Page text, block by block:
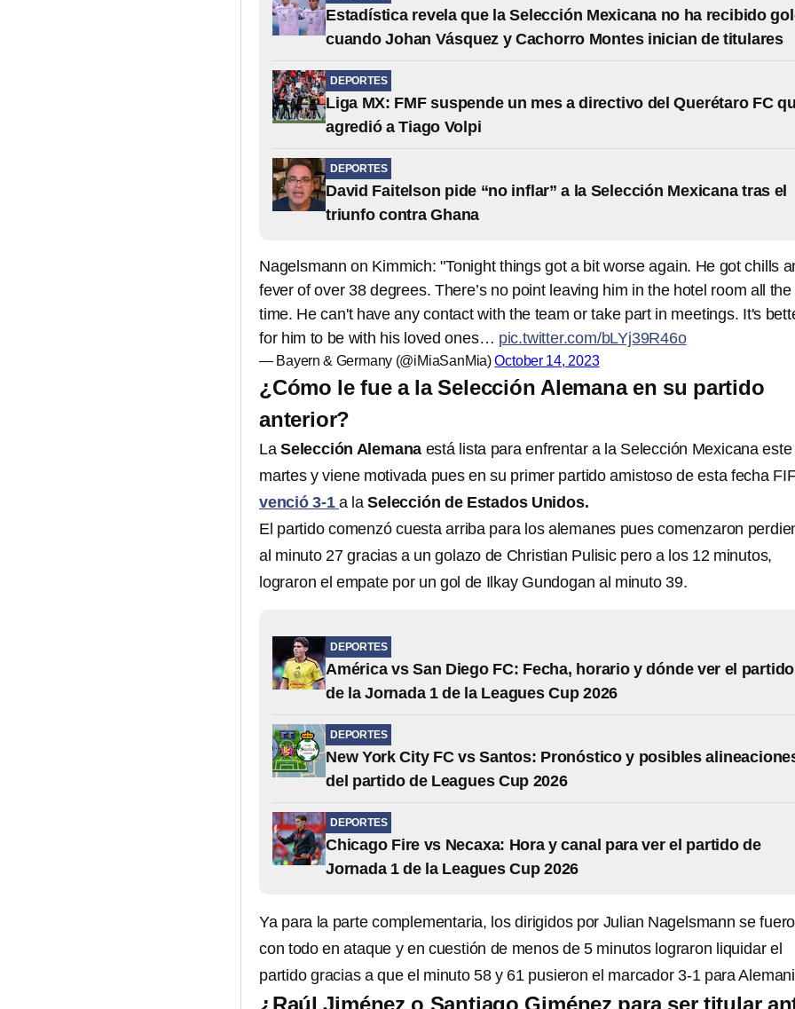
Estadística revela que la Selección Mexicana no ha recibido
cuando Johan Vásquez y Cachorro Montes inician de titulares
DEPORTES
Liga MX: FMF suspende un mes a directivo del Querétaro FC
agredió a Tiago Volpi
DEPORTES
David Faitelson pide “no inflar” a la Selección Mexicana tras el
triunfo contra Ghana
Nagelsmann on Kimmich: "Tonight things got a bit worse again. He got chills
fever of over 38 degrees. There’s no point leaving him in the hotel room all the
time. He can't have any contact with the team or take part in meetings. It's
for him to be with his loved ones… pic.twitter.com/bLYj39R46o
— Bayern & Germany (@iMiaSanMia)October 14, 2023
¿Cómo le fue a la Selección Alemana en su partido
anterior?
La Selección Alemana está lista para enfrentar a la Selección Mexicana este
martes y viene motivada pues en su primer partido amistoso de esta fecha
venció 3-1 a laSelección de Estados Unidos.
El partido comenzó cuesta arriba para los alemanes pues comenzaron
al minuto 27 gracias a un golazo de Christian Pulisic pero a los 12 minutos,
lograron el empate por un gol de Ilkay Gundogan al minuto 39.
DEPORTES
América vs San Diego FC: Fecha, horario y dónde ver el partido
de la Jornada 1 de la Leagues Cup 2026
DEPORTES
New York City FC vs Santos: Pronóstico y posibles
del partido de Leagues Cup 2026
DEPORTES
Chicago Fire vs Necaxa: Hora y canal para ver el partido de
Jornada 1 de la Leagues Cup 2026
Ya para la parte complementaria, los dirigidos por Julian Nagelsmann se
con todo en ataque y en cuestión de menos de 5 minutos lograron liquidar el
partido gracias a que el minuto 58 y 61 pusieron el marcador 3-1 para
¿Raúl Jiménez o Santiago Giménez para ser titular